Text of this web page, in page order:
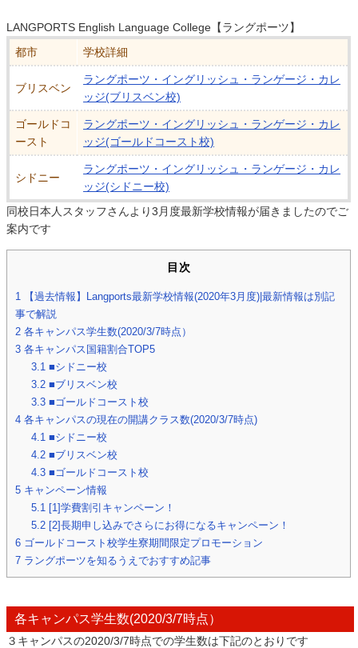
LANGPORTS English Language College【ラングポーツ】
都市
学校詳細
ブリスベン
ラングポーツ・イングリッシュ・ランゲージ・カレ
ッジ(ブリスベン校)
ゴールドコ
ースト
ラングポーツ・イングリッシュ・ランゲージ・カレ
ッジ(ゴールドコースト校)
シドニー
ラングポーツ・イングリッシュ・ランゲージ・カレ
ッジ(シドニー校)
同校日本人スタッフさんより3月度最新学校情報が届きましたのでご
案内です
目次
1
【過去情報】Langports最新学校情報(2020年3月度)|最新情報は別記
事で解説
2 各キャンパス学生数(2020/3/7時点）
3 各キャンパス国籍割合TOP5
3.1 ■シドニー校
3.2 ■ブリスベン校
3.3 ■ゴールドコースト校
4 各キャンパスの現在の開講クラス数(2020/3/7時点)
4.1 ■シドニー校
4.2 ■ブリスベン校
4.3 ■ゴールドコースト校
5 キャンペーン情報
5.1 [1]学費割引キャンペーン！
5.2 [2]長期申し込みでさらにお得になるキャンペーン！
6 ゴールドコースト校学生寮期間限定プロモーション
7 ラングポーツを知るうえでおすすめ記事
各キャンパス学生数(2020/3/7時点）
３キャンパスの2020/3/7時点での学生数は下記のとおりです